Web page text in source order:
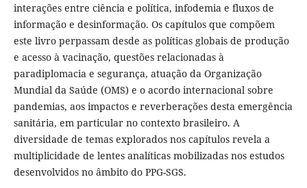
interações entre ciência e política, infodemia e fluxos de
informação e desinformação. Os capítulos que compõem
este livro perpassam desde as políticas globais de produção
e acesso à vacinação, questões relacionadas à
paradiplomacia e segurança, atuação da Organização
Mundial da Saúde (OMS) e o acordo internacional sobre
pandemias, aos impactos e reverberações desta emergência
sanitária, em particular no contexto brasileiro. A
diversidade de temas explorados nos capítulos revela a
multiplicidade de lentes analíticas mobilizadas nos estudos
desenvolvidos no âmbito do PPG-SGS.